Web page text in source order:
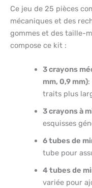
Ce jeu de 25 pièces
mécaniques et des
gommes et des taille-
compose ce kit :
3 crayons
mm, 0,9 mm):
traits plus
3 crayons à
esquisses
6 tubes de
tube pour
4 tubes de
variée pour